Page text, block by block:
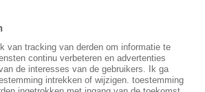
Afvoerslang water